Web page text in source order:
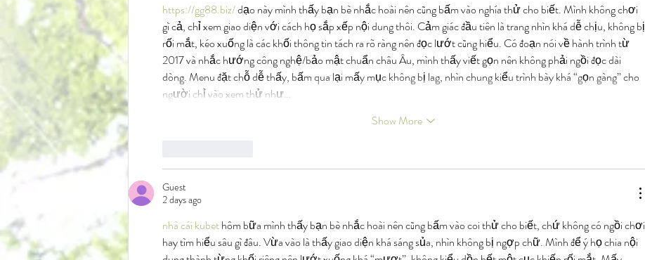
https://gg88.biz/ dạo này mình thấy bạn bè nhắc hoài nên cũng bấm vào nghía thử cho biết. Mình không chơi
gì cả, chỉ xem giao diện với cách họ sắp xếp nội dung thôi. Cảm giác đầu tiên là trang nhìn khá dễ chịu, không bị
rối mắt, kéo xuống là các khối thông tin tách ra rõ ràng nên đọc lướt cũng hiểu. Có đoạn nói về hành trình từ
2017 và nhắc hướng công nghệ/bảo mật chuẩn châu Âu, mình thấy viết gọn nên không phải ngồi đọc dài
dòng. Menu đặt chỗ dễ thấy, bấm qua lại mấy mục không bị lag, nhìn chung kiểu trình bày khá “gọn gàng” cho
người chỉ vào xem thử như…
Show More
Guest
2 days ago
nhà cái kubet hôm bữa mình thấy bạn bè nhắc hoài nên cũng bấm vào coi thử cho biết, chứ không có ngồi chơi
hay tìm hiểu sâu gì đâu. Vừa vào là thấy giao diện khá sáng sủa, nhìn không bị ngợp chữ. Mình để ý họ chia nội